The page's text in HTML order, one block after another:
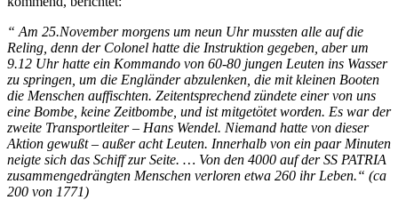
“ Am 25.November morgens um neun Uhr mussten alle auf die
Reling, denn der Colonel hatte die Instruktion gegeben, aber um
9.12 Uhr hatte ein Kommando von 60-80 jungen Leuten ins Wasser
zu springen, um die Engländer abzulenken, die mit kleinen Booten
die Menschen auffischten. Zeitentsprechend zündete einer von uns
eine Bombe, keine Zeitbombe, und ist mitgetötet worden. Es war der
zweite Transportleiter – Hans Wendel. Niemand hatte von dieser
Aktion gewußt – außer acht Leuten. Innerhalb von ein paar Minuten
neigte sich das Schiff zur Seite. … Von den 4000 auf der SS PATRIA
zusammengedrängten Menschen verloren etwa 260 ihr Leben.“ (ca
200 von 1771)